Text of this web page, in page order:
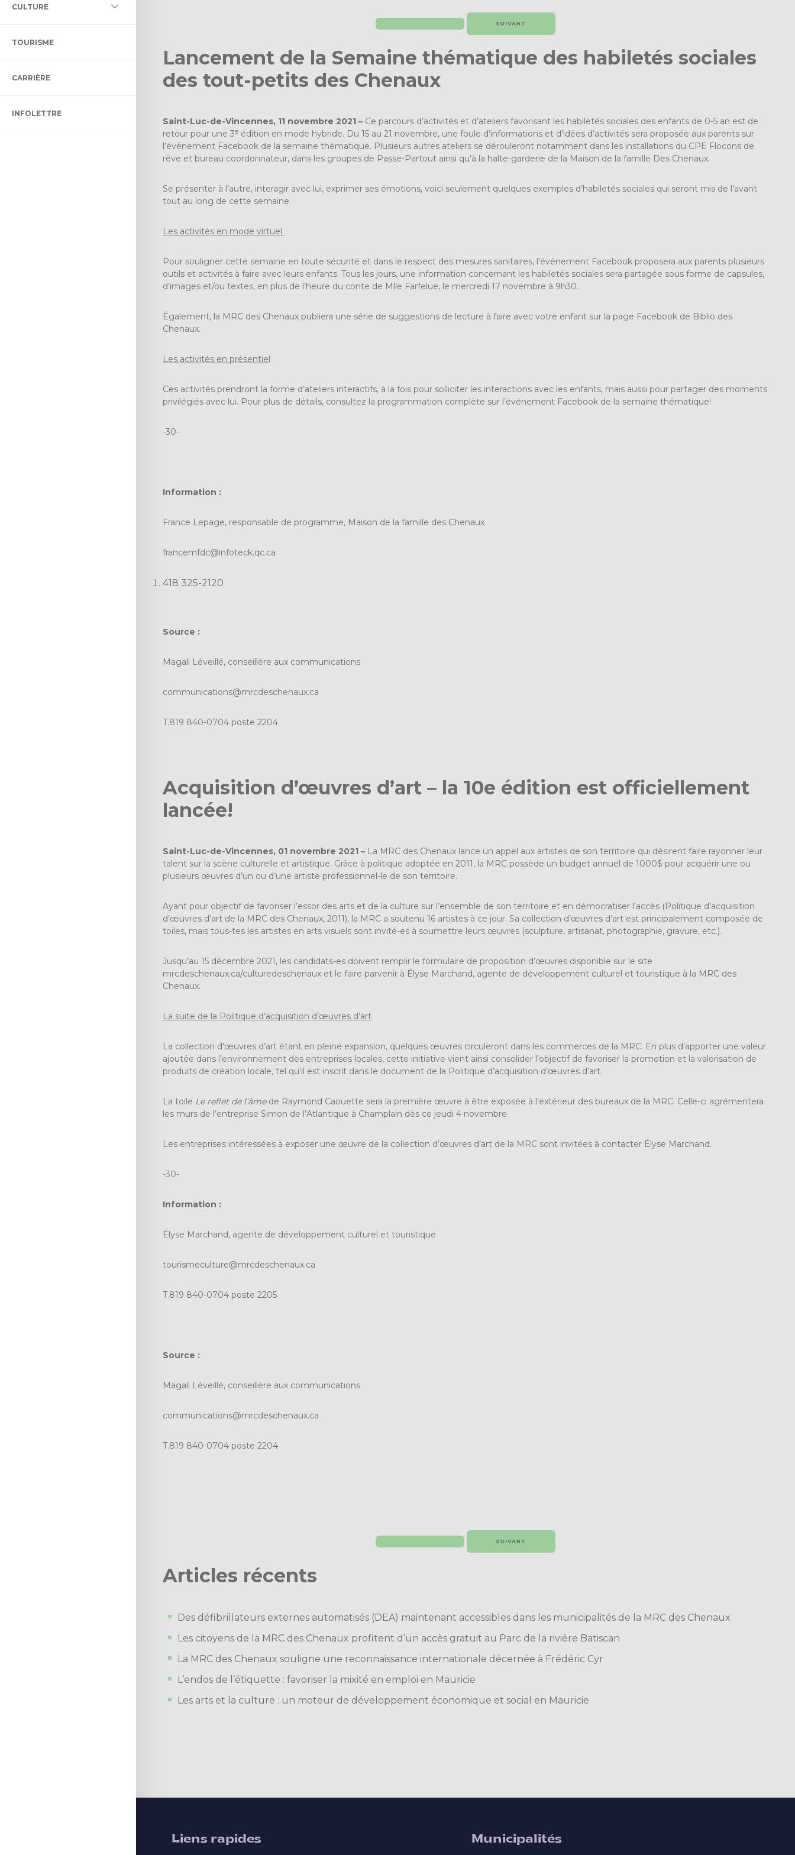
DES MILIEUX HUMIDES ET
ET DE
CONTRÔLE INTÉRIMAIRE
ET ADAPTÉ
CULTURE
BIBLIO DES CHENAUX
DENIS-DUPONT
TOURISME
CARRIÈRE
INFOLETTRE
SUIVANT
Lancement de la Semaine thématique des habiletés sociales
des tout-petits des Chenaux
Saint-Luc-de-Vincennes, 11 novembre 2021 – Ce parcours d’activités et d’ateliers favorisant les habiletés sociales des enfants de 0-5 an est de
retour pour une 3e édition en mode hybride. Du 15 au 21 novembre, une foule d’informations et d’idées d’activités sera proposée aux parents sur
l’événement Facebook de la semaine thématique. Plusieurs autres ateliers se dérouleront notamment dans les installations du CPE Flocons de
rêve et bureau coordonnateur, dans les groupes de Passe-Partout ainsi qu’à la halte-garderie de la Maison de la famille Des Chenaux.
Se présenter à l’autre, interagir avec lui, exprimer ses émotions, voici seulement quelques exemples d’habiletés sociales qui seront mis de l’avant
tout au long de cette semaine.
Les activités en mode virtuel
Pour souligner cette semaine en toute sécurité et dans le respect des mesures sanitaires, l’événement Facebook proposera aux parents plusieurs
outils et activités à faire avec leurs enfants. Tous les jours, une information concernant les habiletés sociales sera partagée sous forme de capsules,
d’images et/ou textes, en plus de l’heure du conte de Mlle Farfelue, le mercredi 17 novembre à 9h30.
Également, la MRC des Chenaux publiera une série de suggestions de lecture à faire avec votre enfant sur la page Facebook de Biblio des
Chenaux.
Les activités en présentiel
Ces activités prendront la forme d’ateliers interactifs, à la fois pour solliciter les interactions avec les enfants, mais aussi pour partager des moments
privilégiés avec lui. Pour plus de détails, consultez la programmation complète sur l’événement Facebook de la semaine thématique!
-30-
Information :
France Lepage, responsable de programme, Maison de la famille des Chenaux
francemfdc@infoteck.qc.ca
418 325-2120
Source :
Magali Léveillé, conseillère aux communications
communications@mrcdeschenaux.ca
T.819 840-0704 poste 2204
Acquisition d’œuvres d’art – la 10e édition est officiellement
lancée!
Saint-Luc-de-Vincennes, 01 novembre 2021 – La MRC des Chenaux lance un appel aux artistes de son territoire qui désirent faire rayonner leur
talent sur la scène culturelle et artistique. Grâce à politique adoptée en 2011, la MRC possède un budget annuel de 1000$ pour acquérir une ou
plusieurs œuvres d’un ou d’une artiste professionnel-le de son territoire.
Ayant pour objectif de favoriser l’essor des arts et de la culture sur l’ensemble de son territoire et en démocratiser l’accès (Politique d’acquisition
d’œuvres d’art de la MRC des Chenaux, 2011), la MRC a soutenu 16 artistes à ce jour. Sa collection d’œuvres d’art est principalement composée de
toiles, mais tous-tes les artistes en arts visuels sont invité-es à soumettre leurs œuvres (sculpture, artisanat, photographie, gravure, etc.).
Jusqu’au 15 décembre 2021, les candidats-es doivent remplir le formulaire de proposition d’œuvres disponible sur le site
mrcdeschenaux.ca/culturedeschenaux et le faire parvenir à Élyse Marchand, agente de développement culturel et touristique à la MRC des
Chenaux.
La suite de la Politique d’acquisition d’œuvres d’art
La collection d’œuvres d’art étant en pleine expansion, quelques œuvres circuleront dans les commerces de la MRC. En plus d’apporter une valeur
ajoutée dans l’environnement des entreprises locales, cette initiative vient ainsi consolider l’objectif de favoriser la promotion et la valorisation de
produits de création locale, tel qu’il est inscrit dans le document de la Politique d’acquisition d’œuvres d’art.
La toile Le reflet de l’âme de Raymond Caouette sera la première œuvre à être exposée à l’extérieur des bureaux de la MRC. Celle-ci agrémentera
les murs de l’entreprise Simon de l’Atlantique à Champlain dès ce jeudi 4 novembre.
Les entreprises intéressées à exposer une œuvre de la collection d’œuvres d’art de la MRC sont invitées à contacter Élyse Marchand.
-30-
Information :
Élyse Marchand, agente de développement culturel et touristique
tourismeculture@mrcdeschenaux.ca
T.819 840-0704 poste 2205
Source :
Magali Léveillé, conseillère aux communications
communications@mrcdeschenaux.ca
T.819 840-0704 poste 2204
SUIVANT
Articles récents
Des défibrillateurs externes automatisés (DEA) maintenant accessibles dans les municipalités de la MRC des Chenaux
Les citoyens de la MRC des Chenaux profitent d’un accès gratuit au Parc de la rivière Batiscan
La MRC des Chenaux souligne une reconnaissance internationale décernée à Frédéric Cyr
L’endos de l’étiquette : favoriser la mixité en emploi en Mauricie
Les arts et la culture : un moteur de développement économique et social en Mauricie
Liens rapides Municipalités